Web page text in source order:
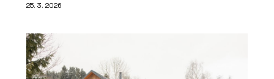
25. 3. 2026